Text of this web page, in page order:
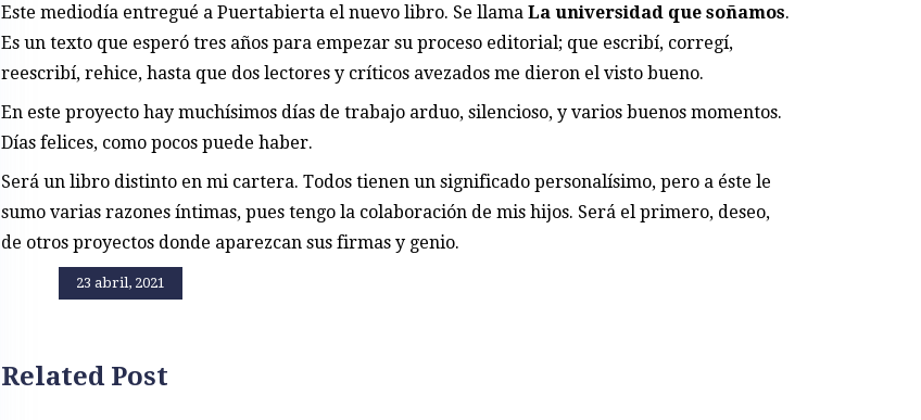
23 abril, 2021
Este mediodía entregué a Puertabierta el nuevo libro. Se llama La universidad que soñamos.
Es un texto que esperó tres años para empezar su proceso editorial; que escribí, corregí,
reescribí, rehice, hasta que dos lectores y críticos avezados me dieron el visto bueno.
En este proyecto hay muchísimos días de trabajo arduo, silencioso, y varios buenos momentos.
Días felices, como pocos puede haber.
Será un libro distinto en mi cartera. Todos tienen un significado personalísimo, pero a éste le
sumo varias razones íntimas, pues tengo la colaboración de mis hijos. Será el primero, deseo,
de otros proyectos donde aparezcan sus firmas y genio.
Related Post